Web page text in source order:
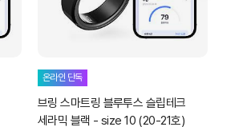
온라인 단독
브링 스마트링 블루투스 슬립테크
세라믹 블랙 - size 10 (20-21호)